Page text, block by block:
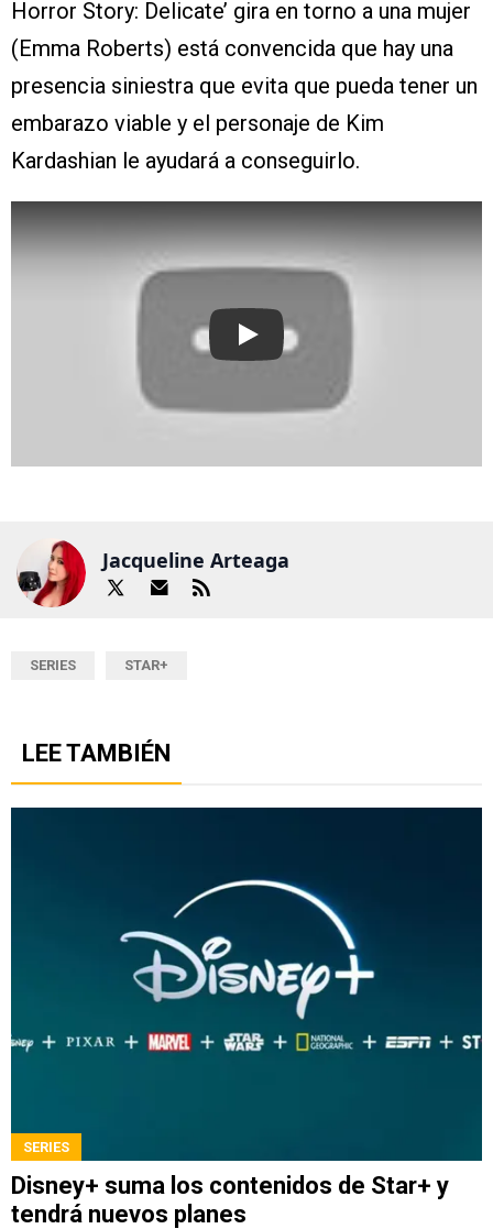
Horror Story: Delicate’ gira en torno a una mujer
(Emma Roberts) está convencida que hay una
presencia siniestra que evita que pueda tener un
embarazo viable y el personaje de Kim
Kardashian le ayudará a conseguirlo.
Play
Jacqueline Arteaga
SERIES STAR+
LEE TAMBIÉN
SERIES
Disney+ suma los contenidos de Star+ y
tendrá nuevos planes